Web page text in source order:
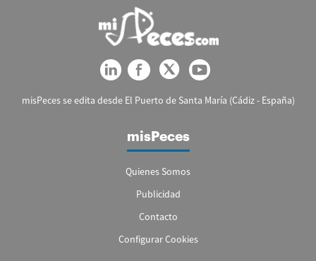
misPeces se edita desde El Puerto de Santa María (Cádiz - España)
misPeces
Quienes Somos
Publicidad
Contacto
Configurar Cookies